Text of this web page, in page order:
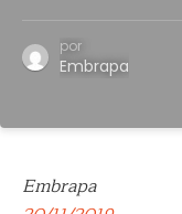
por
Embrapa
Embrapa